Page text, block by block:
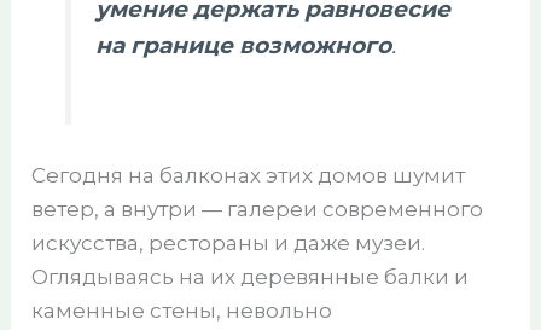
умение держать равновесие
на границе возможного.
Сегодня на балконах этих домов шумит
ветер, а внутри — галереи современного
искусства, рестораны и даже музеи.
Оглядываясь на их деревянные балки и
каменные стены, невольно